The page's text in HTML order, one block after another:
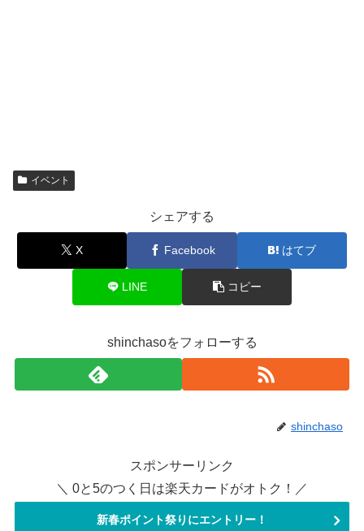
イベント
シェアする
X Facebook はてブ
LINE コピー
shinchasoをフォローする
shinchaso
スポンサーリンク
＼ 0と5のつく日は楽天カードがオトク！／
新春ポイント祭りにエントリー！